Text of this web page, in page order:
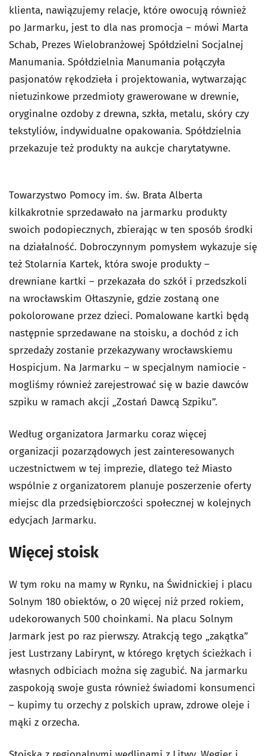
klienta, nawiązujemy relacje, które owocują również
po Jarmarku, jest to dla nas promocja – mówi Marta
Schab, Prezes Wielobranżowej Spółdzielni Socjalnej
Manumania. Spółdzielnia Manumania połączyła
pasjonatów rękodzieła i projektowania, wytwarzając
nietuzinkowe przedmioty grawerowane w drewnie,
oryginalne ozdoby z drewna, szkła, metalu, skóry czy
tekstyliów, indywidualne opakowania. Spółdzielnia
przekazuje też produkty na aukcje charytatywne.
Towarzystwo Pomocy im. św. Brata Alberta
kilkakrotnie sprzedawało na jarmarku produkty
swoich podopiecznych, zbierając w ten sposób środki
na działalność. Dobroczynnym pomysłem wykazuje się
też Stolarnia Kartek, która swoje produkty –
drewniane kartki – przekazała do szkół i przedszkoli
na wrocławskim Ołtaszynie, gdzie zostaną one
pokolorowane przez dzieci. Pomalowane kartki będą
następnie sprzedawane na stoisku, a dochód z ich
sprzedaży zostanie przekazywany wrocławskiemu
Hospicjum. Na Jarmarku – w specjalnym namiocie -
mogliśmy również zarejestrować się w bazie dawców
szpiku w ramach akcji „Zostań Dawcą Szpiku”.
Według organizatora Jarmarku coraz więcej
organizacji pozarządowych jest zainteresowanych
uczestnictwem w tej imprezie, dlatego też Miasto
wspólnie z organizatorem planuje poszerzenie oferty
miejsc dla przedsiębiorczości społecznej w kolejnych
edycjach Jarmarku.
Więcej stoisk
W tym roku na mamy w Rynku, na Świdnickiej i placu
Solnym 180 obiektów, o 20 więcej niż przed rokiem,
udekorowanych 500 choinkami. Na placu Solnym
Jarmark jest po raz pierwszy. Atrakcją tego „zakątka”
jest Lustrzany Labirynt, w którego krętych ścieżkach i
własnych odbiciach można się zagubić. Na jarmarku
zaspokoją swoje gusta również świadomi konsumenci
– kupimy tu orzechy z polskich upraw, zdrowe oleje i
mąki z orzecha.